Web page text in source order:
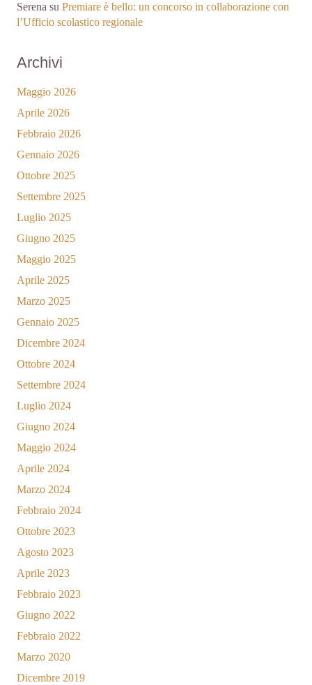
Serena su Premiare è bello: un concorso in collaborazione con
l’Ufficio scolastico regionale
Archivi
Maggio 2026
Aprile 2026
Febbraio 2026
Gennaio 2026
Ottobre 2025
Settembre 2025
Luglio 2025
Giugno 2025
Maggio 2025
Aprile 2025
Marzo 2025
Gennaio 2025
Dicembre 2024
Ottobre 2024
Settembre 2024
Luglio 2024
Giugno 2024
Maggio 2024
Aprile 2024
Marzo 2024
Febbraio 2024
Ottobre 2023
Agosto 2023
Aprile 2023
Febbraio 2023
Giugno 2022
Febbraio 2022
Marzo 2020
Dicembre 2019